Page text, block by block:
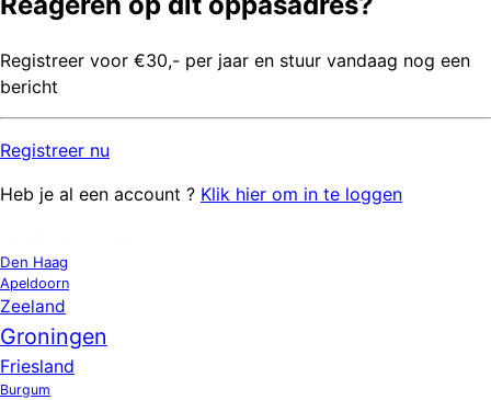
Registreer voor €30,- per jaar en stuur vandaag nog een
bericht
Registreer nu
Heb je al een account ? Klik hier om in te loggen
Den Haag
Apeldoorn
Zeeland
Groningen
Friesland
Burgum